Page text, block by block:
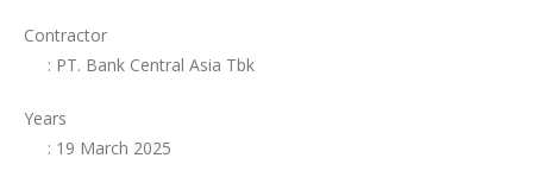
Contractor
: PT. Bank Central Asia Tbk
Years
: 19 March 2025